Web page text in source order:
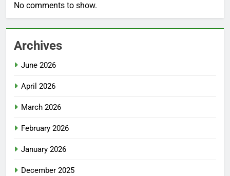
No comments to show.
Archives
June 2026
April 2026
March 2026
February 2026
January 2026
December 2025